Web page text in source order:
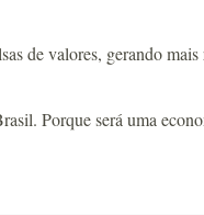
de valores, gerando
Porque será uma